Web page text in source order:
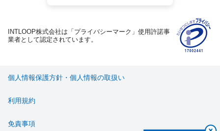
INTLOOP株式会社は「プライバシーマーク」使用許諾事
業者として認定されています。
個人情報保護方針・個人情報の取扱い
利用規約
免責事項